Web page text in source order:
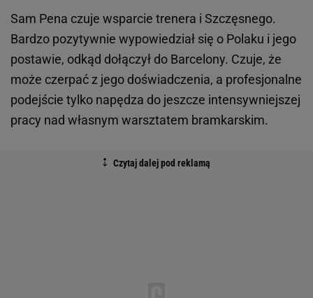
Sam Pena czuje wsparcie trenera i Szczęsnego.
Bardzo pozytywnie wypowiedział się o Polaku i jego
postawie, odkąd dołączył do Barcelony. Czuje, że
może czerpać z jego doświadczenia, a profesjonalne
podejście tylko napędza do jeszcze intensywniejszej
pracy nad własnym warsztatem bramkarskim.